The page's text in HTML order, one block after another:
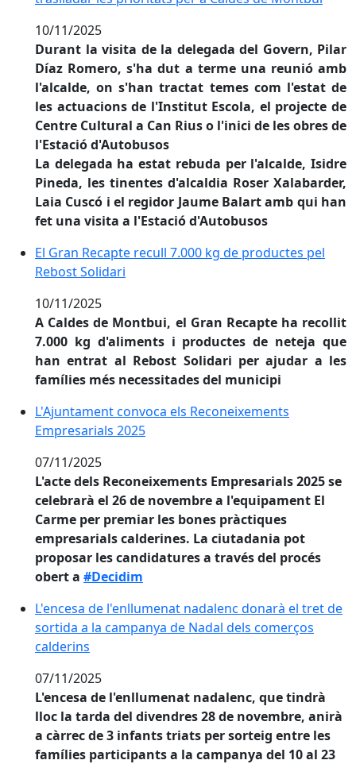
10/11/2025
Durant la visita de la delegada del Govern, Pilar
Díaz Romero, s'ha dut a terme una reunió amb
l'alcalde, on s'han tractat temes com l'estat de
les actuacions de l'Institut Escola, el projecte de
Centre Cultural a Can Rius o l'inici de les obres de
l'Estació d'Autobusos
La delegada ha estat rebuda per l'alcalde, Isidre
Pineda, les tinentes d'alcaldia Roser Xalabarder,
Laia Cuscó i el regidor Jaume Balart amb qui han
fet una visita a l'Estació d'Autobusos
El Gran Recapte recull 7.000 kg de productes pel
El Gran Recapte recull 7.000 kg de productes pel
Rebost Solidari
10/11/2025
A Caldes de Montbui, el Gran Recapte ha recollit
7.000 kg d'aliments i productes de neteja que
han entrat al Rebost Solidari per ajudar a les
famílies més necessitades del municipi
L'Ajuntament convoca els Reconeixements
L'Ajuntament convoca els Reconeixements
Empresarials 2025
07/11/2025
L'acte dels Reconeixements Empresarials 2025 se
celebrarà el 26 de novembre a l'equipament El
Carme per premiar les bones pràctiques
empresarials calderines. La ciutadania pot
proposar les candidatures a través del procés
obert a #Decidim
L'encesa de l'enllumenat nadalenc donarà el tret de
L'encesa de l'enllumenat nadalenc donarà el tret de
sortida a la campanya de Nadal dels comerços
calderins
07/11/2025
L'encesa de l'enllumenat nadalenc, que tindrà
lloc la tarda del divendres 28 de novembre, anirà
a càrrec de 3 infants triats per sorteig entre les
famílies participants a la campanya del 10 al 23